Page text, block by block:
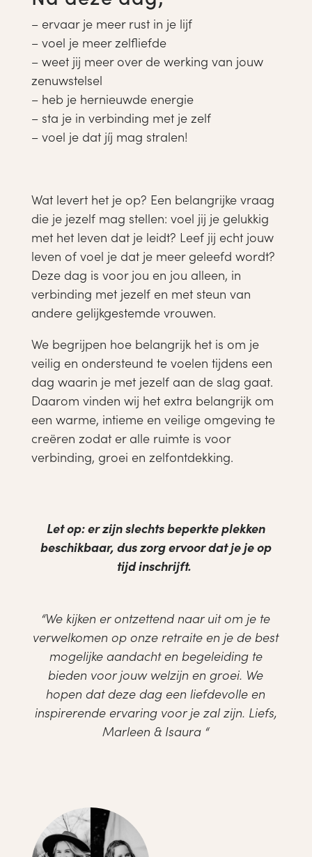
– ervaar je meer rust in je lijf
– voel je meer zelfliefde
– weet jij meer over de werking van jouw
zenuwstelsel
– heb je hernieuwde energie
– sta je in verbinding met je zelf
– voel je dat jíj mag stralen!
Wat levert het je op? Een belangrijke vraag
die je jezelf mag stellen: voel jij je gelukkig
met het leven dat je leidt? Leef jij echt jouw
leven of voel je dat je meer geleefd wordt?
Deze dag is voor jou en jou alleen, in
verbinding met jezelf en met steun van
andere gelijkgestemde vrouwen.
We begrijpen hoe belangrijk het is om je
veilig en ondersteund te voelen tijdens een
dag waarin je met jezelf aan de slag gaat.
Daarom vinden wij het extra belangrijk om
een warme, intieme en veilige omgeving te
creëren zodat er alle ruimte is voor
verbinding, groei en zelfontdekking.
Let op: er zijn slechts beperkte plekken
beschikbaar, dus zorg ervoor dat je je op
tijd inschrijft.
“We kijken er ontzettend naar uit om je te
verwelkomen op onze retraite en je de best
mogelijke aandacht en begeleiding te
bieden voor jouw welzijn en groei. We
hopen dat deze dag een liefdevolle en
inspirerende ervaring voor je zal zijn. Liefs,
Marleen & Isaura “